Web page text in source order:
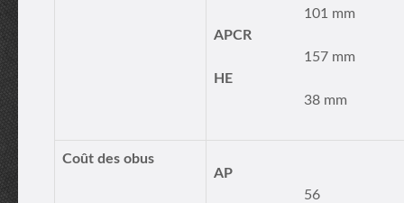
101 mm
APCR
157 mm
HE
38 mm
Coût des obus
AP
56